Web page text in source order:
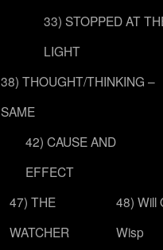
33) STOPPED AT
LIGHT
38) THOUGHT/THINKING –
SAME
42) CAUSE AND
EFFECT
47) THE
WATCHER
48) Will
Wisp